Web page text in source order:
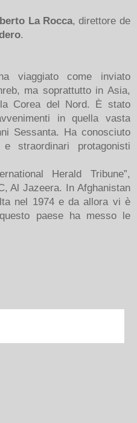
La Rocca, direttore de
.
viaggiato come inviato
ma soprattutto in Asia,
Corea del Nord. È stato
in quella vasta
Sessanta. Ha conosciuto
straordinari protagonisti
Herald Tribune”,
Al Jazeera. In Afghanistan
nel 1974 e da allora vi è
paese ha messo le